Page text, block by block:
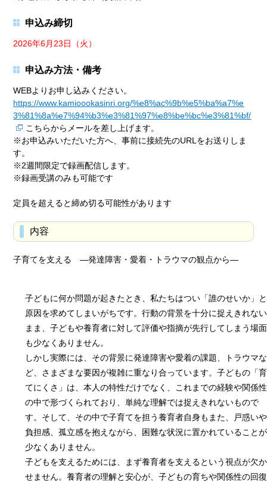
申込み締切
2026年6月23日（火）
申込み方法・備考
WEBよりお申し込みください。
https://www.kamioookasinri.org/%e8%ac%9b%e5%ba%a7%e
3%81%8a%e7%94%b3%e3%81%97%e8%be%bc%e3%81%bf/
こちらからメールを差し上げます。
※お申込みいただいた方へ、事前に接続先のURLをお送りしま
す。
※2週間限定で録画配信します。
※録画受講のみも可能です
定員を超えると締め切る可能性があります
内容
子育てを支える ―発達障害・愛着・トラウマの観点から―
子どもに何か問題が起きたとき、私たちはつい「誰のせいか」と
原因を求めてしまいがちです。行動の背景を十分に捉えきれない
まま、子どもや養育者に対して評価や指摘が先行してしまう場面
も少なくありません。
しかし実際には、その背景に発達障害や愛着の課題、トラウマな
ど、さまざまな要因が複雑に重なり合っています。子どもの「育
てにくさ」は、本人の特性だけでなく、これまでの経験や関係性
の中で形づくられており、単純な理解では捉えきれないもので
す。そして、その中で子育てを担う養育者自身もまた、戸惑いや
負担感、孤立感を抱えながら、困難な状況に置かれていることが
少なくありません。
子どもを支えるためには、まず養育者を支えるという視点が欠か
せません。養育者の理解と安心が、子どもの育ちや関係性の回復